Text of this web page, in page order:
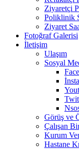
Ziyaretçi
Poliklinik
Ziyaret
Fotoğraf Galerisi
İletişim
Ulaşım
Sosyal
Görüş ve
Çalışan
Kurum
Hastane